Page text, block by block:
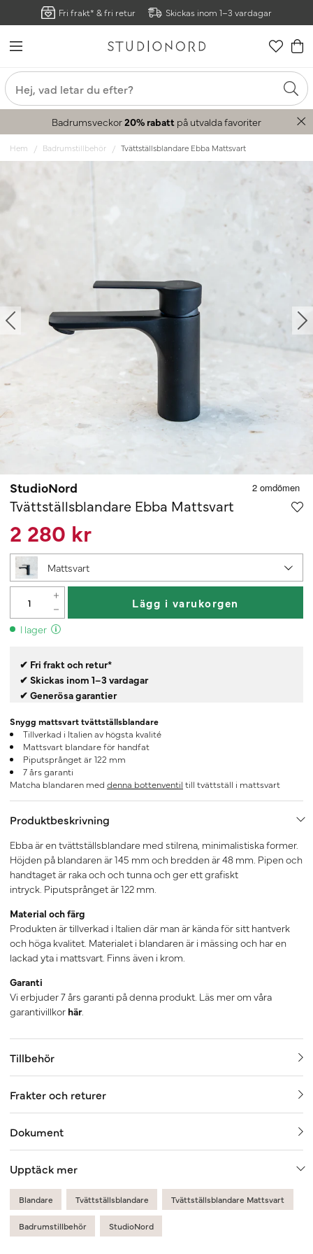
Fri frakt* & fri retur Skickas inom 1–3 vardagar
Badrumsveckor20% rabatt på utvalda favoriter
Hem Badrumstillbehör Tvättställsblandare Ebba Mattsvart
StudioNord
Tvättställsblandare Ebba Mattsvart
2 280 kr
Mattsvart
Lägg i varukorgen
I lager
✔ Fri frakt och retur*
✔ Skickas inom 1–3 vardagar
✔ Generösa garantier
Snygg mattsvart tvättställsblandare
Tillverkad i Italien av högsta kvalité
Mattsvart blandare för handfat
Piputsprånget är 122 mm
7 års garanti
Matcha blandaren med denna bottenventil till tvättställ i mattsvart
Produktbeskrivning
Ebba är en tvättställsblandare med stilrena, minimalistiska former.
Höjden på blandaren är 145 mm och bredden är 48 mm. Pipen och
handtaget är raka och och tunna och ger ett grafiskt
intryck. Piputsprånget är 122 mm.
Material och färg
Produkten är tillverkad i Italien där man är kända för sitt hantverk
och höga kvalitet. Materialet i blandaren är i mässing och har en
lackad yta i mattsvart. Finns även i krom.
Garanti
Vi erbjuder 7 års garanti på denna produkt. Läs mer om våra
garantivillkor här.
Tillbehör
Frakter och returer
Dokument
Upptäck mer
Blandare Tvättställsblandare Tvättställsblandare Mattsvart
Badrumstillbehör StudioNord